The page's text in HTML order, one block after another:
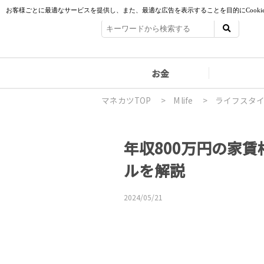
お金
マネカツTOP > M life > ライフスタ
年収800万円の家
ルを解説
2024/05/21